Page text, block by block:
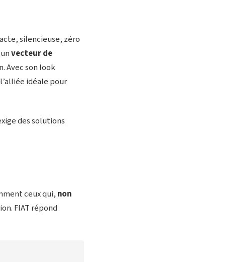
silencieuse, zéro
vecteur de
Avec son look
idéale pour
des solutions
ceux qui, non
FIAT répond